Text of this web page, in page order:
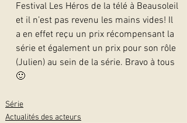
Festival Les Héros de la télé à Beausoleil
et il n’est pas revenu les mains vides! Il
a en effet reçu un prix récompensant la
série et également un prix pour son rôle
(Julien) au sein de la série. Bravo à tous
🙂
Série
Actualités des acteurs